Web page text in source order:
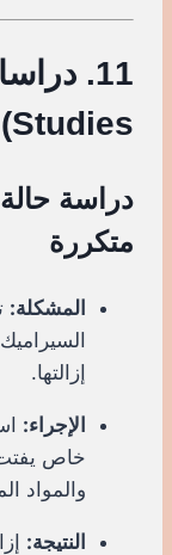
Studies)
متكررة
المشكلة:
إزالتها.
الإجراء:
خاص يفتت
والمواد
النتيجة: